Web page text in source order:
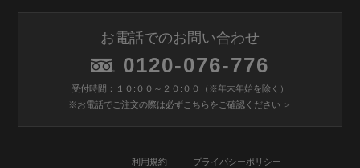
お電話でのお問い合わせ
0120-076-776
受付時間：１０:００～２０:００（※年末年始を除く）
※お電話でご注文の際は必ずこちらをご確認ください ＞
利用規約 プライバシーポリシー